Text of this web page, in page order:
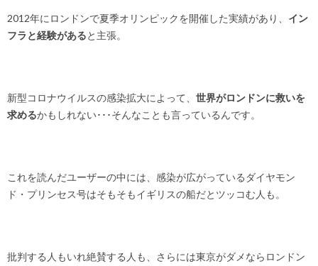
2012年にロンドンで夏季オリンピックを開催した実績があり、 イン
フラと経験があると主張。
新型コロナウイルスの感染拡大によって、 世界がロンドンに救いを
求めるかもしれない･･･そんなことも言っているんです。
これを読んだユーザーの中には、感染が広がっているダイヤモン
ド・プリンセス号はそもそもイギリスの船だとツッコむ人も。
批判する人もいれ絶賛する人も、さらには東京がダメならロンドン